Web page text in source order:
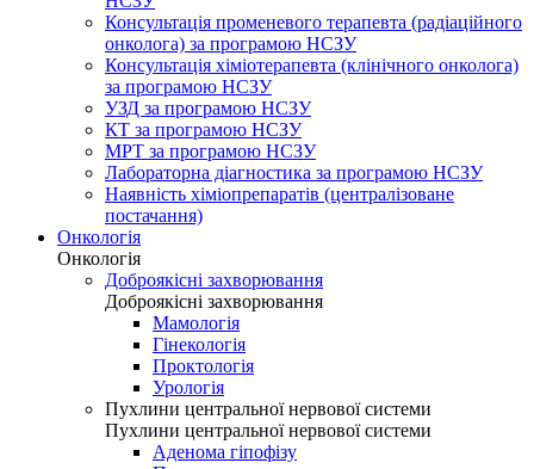
Консультація променевого терапевта (радіаційного
онколога) за програмою НСЗУ
Консультація хіміотерапевта (клінічного онколога)
за програмою НСЗУ
УЗД за програмою НСЗУ
КТ за програмою НСЗУ
МРТ за програмою НСЗУ
Лабораторна діагностика за програмою НСЗУ
Наявність хіміопрепаратів (централізоване
постачання)
Онкологія
Онкологія
Доброякісні захворювання
Доброякісні захворювання
Мамологія
Гінекологія
Проктологія
Урологія
Пухлини центральної нервової системи
Пухлини центральної нервової системи
Аденома гіпофізу